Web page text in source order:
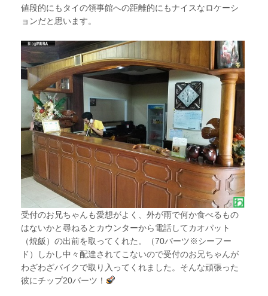
値段的にもタイの領事館への距離的にもナイスなロケーシ
ョンだと思います。
受付のお兄ちゃんも愛想がよく、外が雨で何か食べるもの
はないかと尋ねるとカウンターから電話してカオパット
（焼飯）の出前を取ってくれた。（70バーツ※シーフー
ド）しかし中々配達されてこないので受付のお兄ちゃんが
わざわざバイクで取り入ってくれました。そんな頑張った
彼にチップ20バーツ！